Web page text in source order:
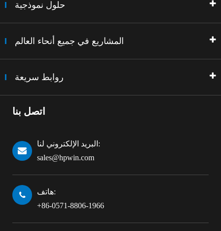
حلول نموذجية
المشاريع في جميع أنحاء العالم
روابط سريعة
اتصل بنا
البريد الإلكتروني لنا:
sales@hpwin.com
هاتف:
+86-0571-8806-1966